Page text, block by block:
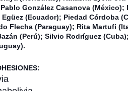
González Casanova
(Ecuador); Piedad Córdoba
Flecha (Paraguay); Rita Martufi
(Perú); Silvio Rodríguez